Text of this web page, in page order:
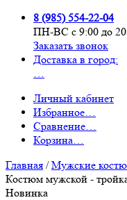
8 (985) 554-22-04
ПН-ВС с 9:00 до
Заказать звонок
Доставка в город:
…
Личный кабинет
Избранное…
Сравнение…
Корзина…
Главная /Мужские
Костюм мужской -
Новинка